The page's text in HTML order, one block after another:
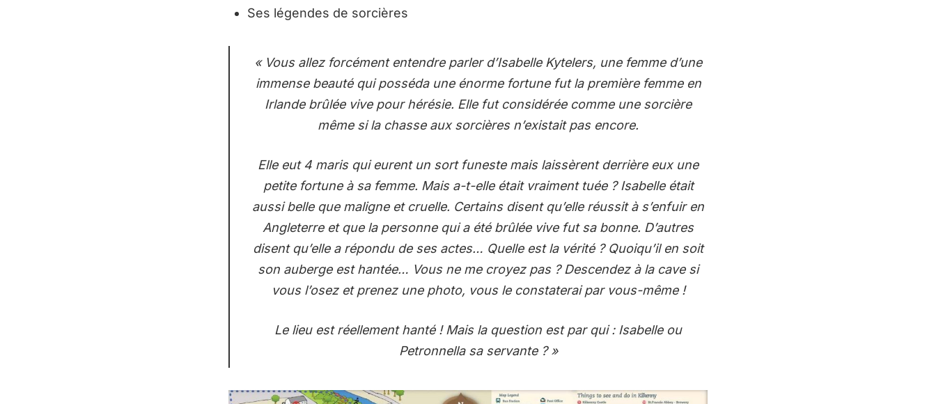
Ses légendes de sorcières
« Vous allez forcément entendre parler d’Isabelle Kytelers, une femme d’une
immense beauté qui posséda une énorme fortune fut la première femme en
Irlande brûlée vive pour hérésie. Elle fut considérée comme une sorcière
même si la chasse aux sorcières n’existait pas encore.
Elle eut 4 maris qui eurent un sort funeste mais laissèrent derrière eux une
petite fortune à sa femme. Mais a-t-elle était vraiment tuée ? Isabelle était
aussi belle que maligne et cruelle. Certains disent qu’elle réussit à s’enfuir en
Angleterre et que la personne qui a été brûlée vive fut sa bonne. D’autres
disent qu’elle a répondu de ses actes… Quelle est la vérité ? Quoiqu’il en soit
son auberge est hantée… Vous ne me croyez pas ? Descendez à la cave si
vous l’osez et prenez une photo, vous le constaterai par vous-même !
Le lieu est réellement hanté ! Mais la question est par qui : Isabelle ou
Petronnella sa servante ? »